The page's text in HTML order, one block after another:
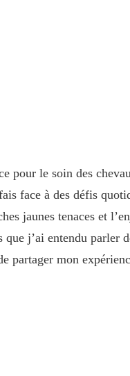
pour le soin des
face à des défis
jaunes tenaces et
j’ai entendu parler
partager mon